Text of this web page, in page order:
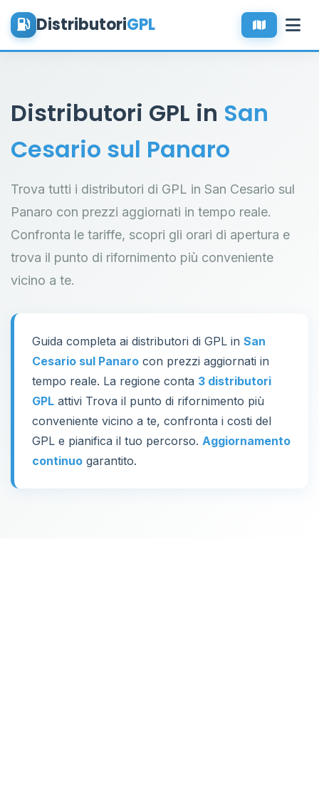
DistributoriGPL
Distributori GPL in San
Cesario sul Panaro
Trova tutti i distributori di GPL in San Cesario sul
Panaro con prezzi aggiornati in tempo reale.
Confronta le tariffe, scopri gli orari di apertura e
trova il punto di rifornimento più conveniente
vicino a te.
Guida completa ai distributori di GPL in San
Cesario sul Panaro con prezzi aggiornati in
tempo reale. La regione conta 3 distributori
GPL attivi Trova il punto di rifornimento più
conveniente vicino a te, confronta i costi del
GPL e pianifica il tuo percorso. Aggiornamento
continuo garantito.